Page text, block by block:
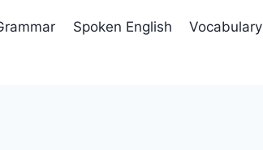
Spoken English Vocabulary